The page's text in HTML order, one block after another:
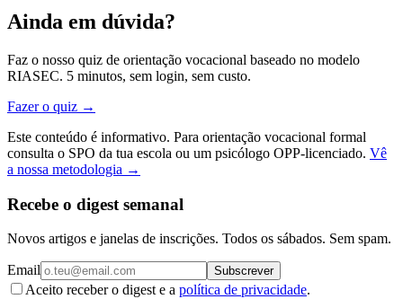
Ainda em dúvida?
Faz o nosso quiz de orientação vocacional baseado no modelo
RIASEC. 5 minutos, sem login, sem custo.
Fazer o quiz →
Este conteúdo é informativo. Para orientação vocacional formal
consulta o SPO da tua escola ou um psicólogo OPP-licenciado. Vê
a nossa metodologia →
Recebe o digest semanal
Novos artigos e janelas de inscrições. Todos os sábados. Sem spam.
Email Subscrever
Aceito receber o digest e a política de privacidade.